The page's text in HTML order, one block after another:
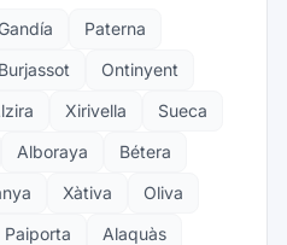
Paterna
Burjassot
Ontinyent
Xirivella
Sueca
Alboraya
Bétera
Xàtiva
Oliva
Paiporta
Alaquàs